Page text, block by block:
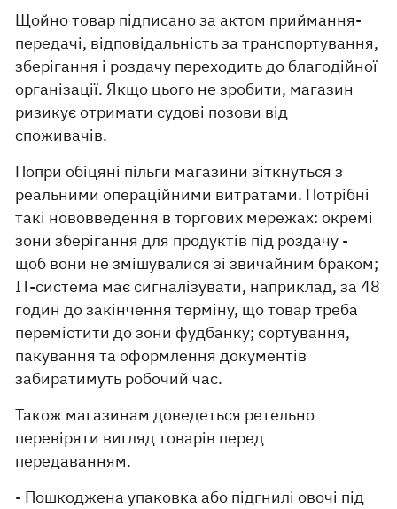
Щойно товар підписано за актом приймання-
передачі, відповідальність за транспортування,
зберігання і роздачу переходить до благодійної
організації. Якщо цього не зробити, магазин
ризикує отримати судові позови від
споживачів.
Попри обіцяні пільги магазини зіткнуться з
реальними операційними витратами. Потрібні
такі нововведення в торгових мережах: окремі
зони зберігання для продуктів під роздачу -
щоб вони не змішувалися зі звичайним браком;
ІT-система має сигналізувати, наприклад, за 48
годин до закінчення терміну, що товар треба
перемістити до зони фудбанку; сортування,
пакування та оформлення документів
забиратимуть робочий час.
Також магазинам доведеться ретельно
перевіряти вигляд товарів перед
передаванням.
- Пошкоджена упаковка або підгнилі овочі під